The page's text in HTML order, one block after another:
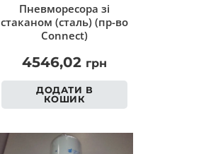
Пневморесора зі
стаканом (сталь) (пр-во
Connect)
4546,02 грн
ДОДАТИ В
КОШИК